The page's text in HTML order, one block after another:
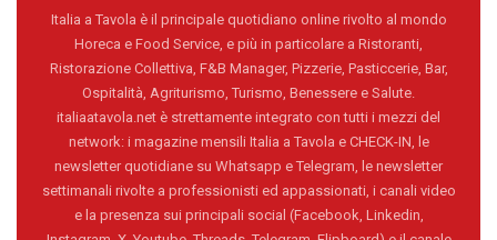
Italia a Tavola è il principale quotidiano online rivolto al mondo
Horeca e Food Service, e più in particolare a Ristoranti,
Ristorazione Collettiva, F&B Manager, Pizzerie, Pasticcerie, Bar,
Ospitalità, Agriturismo, Turismo, Benessere e Salute.
italiaatavola.net è strettamente integrato con tutti i mezzi del
network: i magazine mensili Italia a Tavola e CHECK-IN, le
newsletter quotidiane su Whatsapp e Telegram, le newsletter
settimanali rivolte a professionisti ed appassionati, i canali video
e la presenza sui principali social (Facebook, Linkedin,